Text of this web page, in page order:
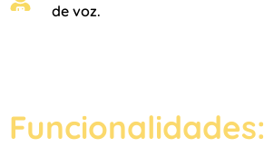
de voz.
Funcionalidades: